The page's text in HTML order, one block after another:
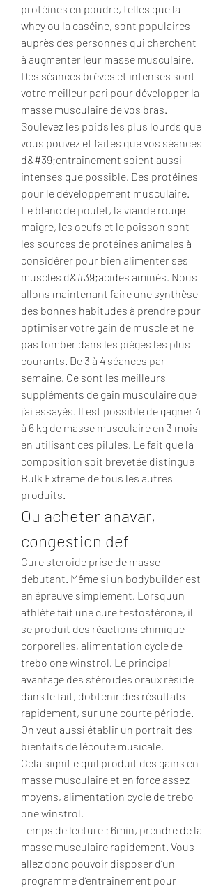
protéines en poudre, telles que la
whey ou la caséine, sont populaires
auprès des personnes qui cherchent
à augmenter leur masse musculaire.
Des séances brèves et intenses sont
votre meilleur pari pour développer la
masse musculaire de vos bras.
Soulevez les poids les plus lourds que
vous pouvez et faites que vos séances
d&#39;entrainement soient aussi
intenses que possible. Des protéines
pour le développement musculaire.
Le blanc de poulet, la viande rouge
maigre, les oeufs et le poisson sont
les sources de protéines animales à
considérer pour bien alimenter ses
muscles d&#39;acides aminés. Nous
allons maintenant faire une synthèse
des bonnes habitudes à prendre pour
optimiser votre gain de muscle et ne
pas tomber dans les pièges les plus
courants. De 3 à 4 séances par
semaine. Ce sont les meilleurs
suppléments de gain musculaire que
j’ai essayés. Il est possible de gagner 4
à 6 kg de masse musculaire en 3 mois
en utilisant ces pilules. Le fait que la
composition soit brevetée distingue
Bulk Extreme de tous les autres
produits.
Ou acheter anavar,
congestion def
Cure steroide prise de masse
debutant. Même si un bodybuilder est
en épreuve simplement. Lorsquun
athlète fait une cure testostérone, il
se produit des réactions chimique
corporelles, alimentation cycle de
trebo one winstrol. Le principal
avantage des stéroïdes oraux réside
dans le fait, dobtenir des résultats
rapidement, sur une courte période.
On veut aussi établir un portrait des
bienfaits de lécoute musicale.
Cela signifie quil produit des gains en
masse musculaire et en force assez
moyens, alimentation cycle de trebo
one winstrol.
Temps de lecture : 6min, prendre de la
masse musculaire rapidement. Vous
allez donc pouvoir disposer d’un
programme d’entrainement pour